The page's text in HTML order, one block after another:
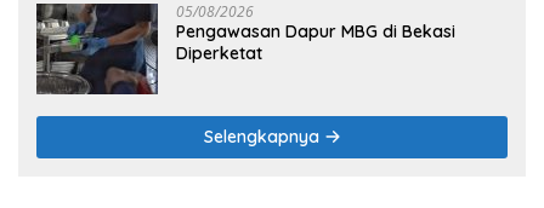
05/08/2026
Pengawasan Dapur MBG di Bekasi
Diperketat
Selengkapnya